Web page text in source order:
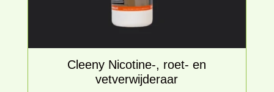
Cleeny Nicotine-, roet- en
vetverwijderaar